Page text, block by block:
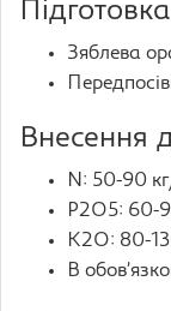
Зяблева
Внесення
N: 50-90
P2O5: 60-
K2O: 80-
B